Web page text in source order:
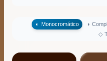
◐ Monocromático ◑
◇